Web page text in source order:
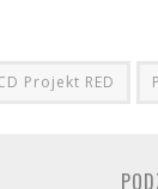
Projekt RED